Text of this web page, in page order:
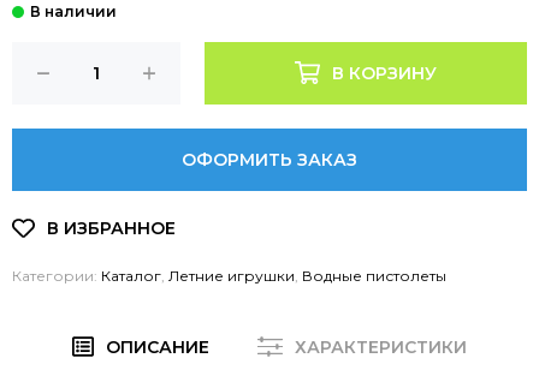
В КОРЗИНУ
ОФОРМИТЬ ЗАКАЗ
Категории: Каталог Летние игрушки Водные пистолеты
ОПИСАНИЕ ХАРАКТЕРИСТИКИ